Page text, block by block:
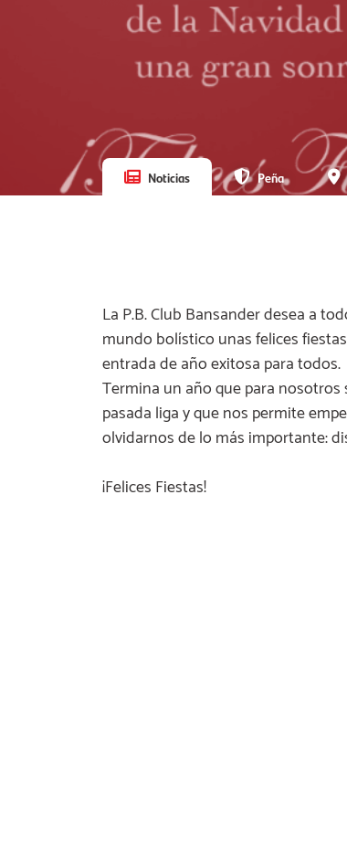
Noticias Peña
La P.B. Club Bansander desea a
mundo bolístico unas felices
entrada de año exitosa para todos.
Termina un año que para
pasada liga y que nos permite
olvidarnos de lo más importante:
¡Felices Fiestas!